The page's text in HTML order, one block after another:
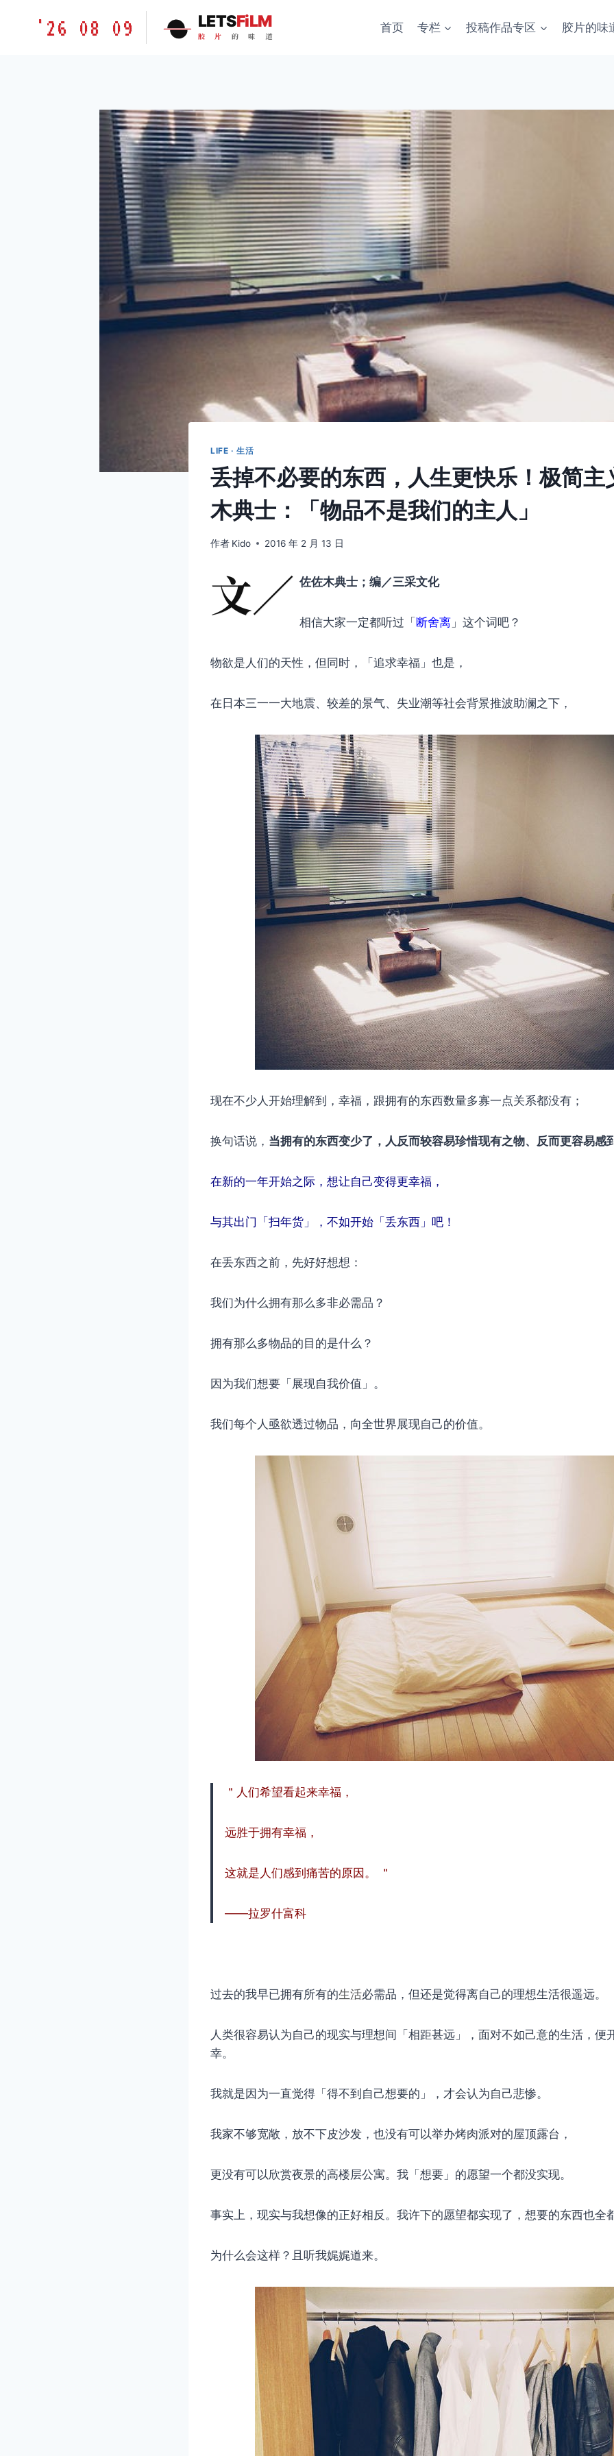
胶'26 08 09 LETSFiLM
胶 片 的 味 道
首页 专栏 投稿作品专区 胶片的味
LIFE · 生活
丢掉不必要的东西，人生更快乐！极简主
木典士：「物品不是我们的主人」
作者 Kido 2016 年 2 月 13 日
文／ 佐佐木典士；编／三采文化
相信大家一定都听过「断舍离 」这个词吧？
物欲是人们的天性，但同时，「追求幸福」也是，
在日本三一一大地震、较差的景气、失业潮等社会背景推波助澜之下，
现在不少人开始理解到，幸福，跟拥有的东西数量多寡一点关系都没有；
换句话说， 当拥有的东西变少了，人反而较容易珍惜现有之物、反而更容易感
在新的一年开始之际，想让自己变得更幸福，
与其出门「扫年货」，不如开始「丢东西」吧！
在丢东西之前，先好好想想：
我们为什么拥有那么多非必需品？
拥有那么多物品的目的是什么？
因为我们想要「展现自我价值」。
我们每个人亟欲透过物品，向全世界展现自己的价值。
＂人们希望看起来幸福，
远胜于拥有幸福，
这就是人们感到痛苦的原因。 ＂
——拉罗什富科
过去的我早已拥有所有的生活必需品，但还是觉得离自己的理想生活很遥远。
人类很容易认为自己的现实与理想间「相距甚远」，面对不如己意的生活，便
幸。
我就是因为一直觉得「得不到自己想要的」，才会认为自己悲惨。
我家不够宽敞，放不下皮沙发，也没有可以举办烤肉派对的屋顶露台，
更没有可以欣赏夜景的高楼层公寓。我「想要」的愿望一个都没实现。
事实上，现实与我想像的正好相反。我许下的愿望都实现了，想要的东西也全
为什么会这样？且听我娓娓道来。